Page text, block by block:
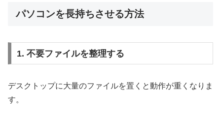
パソコンを長持ちさせる方法
1. 不要ファイルを整理する
デスクトップに大量のファイルを置くと動作が重くなりま
す。